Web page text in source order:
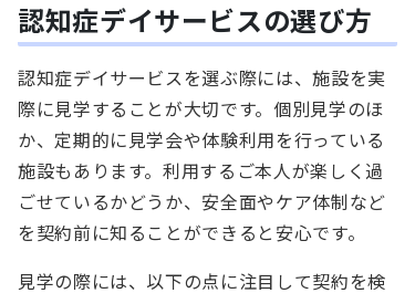
認知症デイサービスの選び方
認知症デイサービスを選ぶ際には、施設を実
際に見学することが大切です。個別見学のほ
か、定期的に見学会や体験利用を行っている
施設もあります。利用するご本人が楽しく過
ごせているかどうか、安全面やケア体制など
を契約前に知ることができると安心です。
見学の際には、以下の点に注目して契約を検